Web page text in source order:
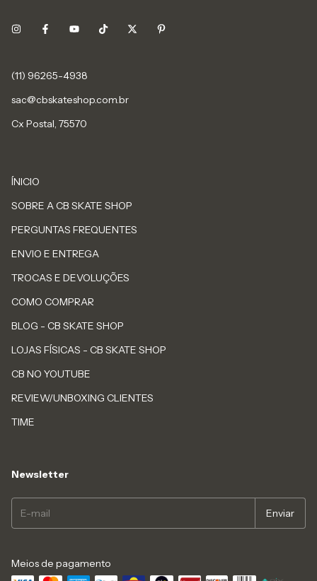
sac@cbskateshop.com.br
Cx Postal, 75570
ÍNICIO
SOBRE A CB SKATE SHOP
PERGUNTAS FREQUENTES
ENVIO E ENTREGA
TROCAS E DEVOLUÇÕES
COMO COMPRAR
BLOG - CB SKATE SHOP
LOJAS FÍSICAS - CB SKATE SHOP
CB NO YOUTUBE
REVIEW/UNBOXING CLIENTES
TIME
Newsletter
Meios de pagamento